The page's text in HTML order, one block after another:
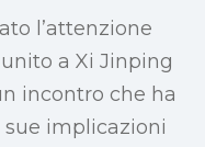
l’attenzione
a Xi Jinping
incontro che ha
implicazioni